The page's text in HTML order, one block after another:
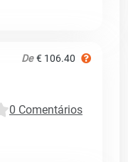
De € 106.40
0 Comentários